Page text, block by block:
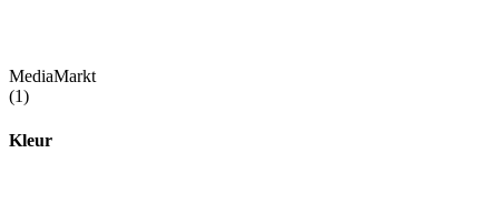
MediaMarkt
(1)
Kleur